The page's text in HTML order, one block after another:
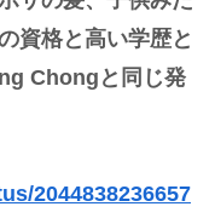
資格と高い学歴と
Chongと同じ発
2044838236657